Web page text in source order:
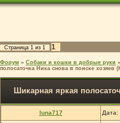
Страница 1 из 1 1
Форум » Собаки и кошки в добрые руки »
полосаточка Ника снова в поиске хозяев
Шикарная яркая
luna717 Дата: